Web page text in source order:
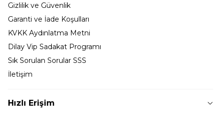
Gizlilik ve Güvenlik
Garanti ve İade Koşulları
KVKK Aydınlatma Metni
Dilay Vip Sadakat Programı
Sık Sorulan Sorular SSS
İletişim
Hızlı Erişim